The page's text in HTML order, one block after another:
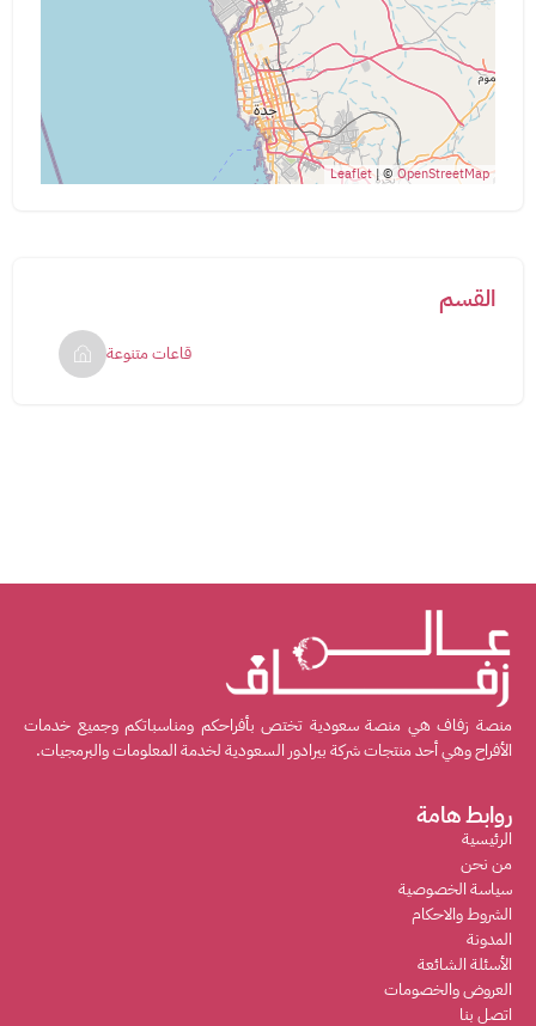
Leaflet| ©OpenStreetMap
القسم
قاعات متنوعة
منصة زفاف هي منصة سعودية تختص بأفراحكم ومناسباتكم وجميع خدمات
الأفراح وهي أحد منتجات شركة بيرادور السعودية لخدمة المعلومات والبرمجيات.
روابط هامة
الرئيسية
من نحن
سياسة الخصوصية
الشروط والاحكام
المدونة
الأسئلة الشائعة
العروض والخصومات
اتصل بنا